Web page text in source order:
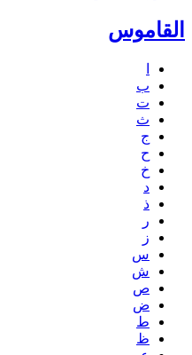
القاموس
ب
ت
ث
ج
ح
خ
د
ذ
ر
ز
س
ش
ص
ض
ط
ظ